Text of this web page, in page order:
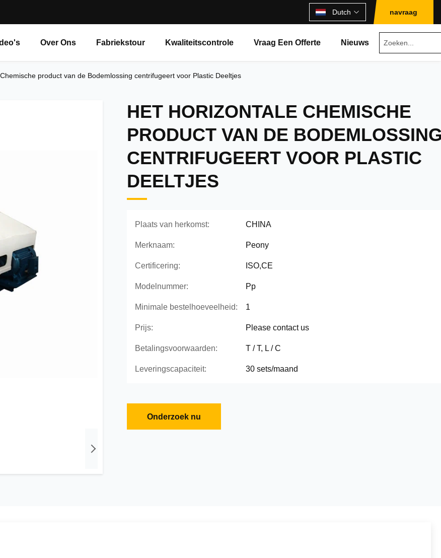
Dutch navraag
Over Ons Fabriekstour Kwaliteitscontrole Vraag Een Offerte Nieuws
product van de Bodemlossing centrifugeert voor Plastic Deeltjes
HET HORIZONTALE CHEMISCHE
PRODUCT VAN DE
CENTRIFUGEERT VOOR PLASTIC
DEELTJES
Plaats van herkomst: CHINA
Merknaam: Peony
Certificering: ISO,CE
Modelnummer: Pp
Minimale bestelhoeveelheid: 1
Prijs: Please contact us
Betalingsvoorwaarden: T / T, L / C
Leveringscapaciteit: 30 sets/maand
Onderzoek nu